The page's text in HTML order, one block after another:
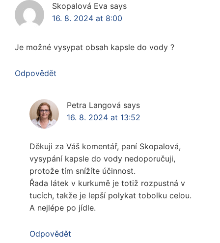
Skopalová Eva says
16. 8. 2024 at 8:00
Je možné vysypat obsah kapsle do vody ?
Odpovědět
Petra Langová says
16. 8. 2024 at 13:52
Děkuji za Váš komentář, paní Skopalová,
vysypání kapsle do vody nedoporučuji,
protože tím snížíte účinnost.
Řada látek v kurkumě je totiž rozpustná v
tucích, takže je lepší polykat tobolku celou.
A nejlépe po jídle.
Odpovědět